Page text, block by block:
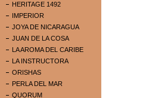
HERITAGE 1492
IMPERIOR
JOYA DE NICARAGUA
JUAN DE LA COSA
LA AROMA DEL CARIBE
LA INSTRUCTORA
ORISHAS
PERLA DEL MAR
QUORUM